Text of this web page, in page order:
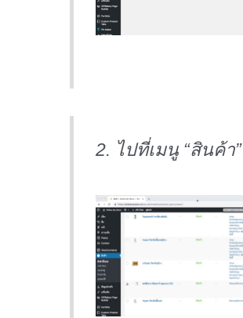
2. ไปที่เมนู “สินค้า”